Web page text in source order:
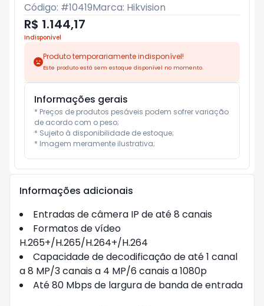
Código: #10419Marca: Hikvision
R$ 1.144,17
Indisponível
Produto temporariamente indisponível!
Este produto está sem estoque disponível no momento.
Informações gerais
* Preços de produtos pesáveis podem sofrer variação
de acordo com o peso;
* Sujeito à disponibilidade de estoque;
* Imagem meramente ilustrativa;
Informações adicionais
Entradas de câmera IP de até 8 canais
Formatos de vídeo
H.265+/H.265/H.264+/H.264
Capacidade de decodificação de até 1 canal
a 8 MP/3 canais a 4 MP/6 canais a 1080p
Até 80 Mbps de largura de banda de entrada